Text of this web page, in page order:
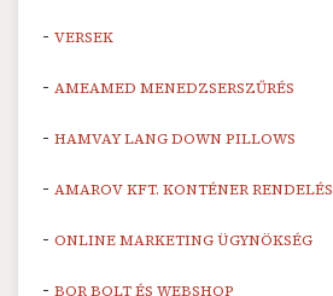
- VERSEK
- AMEAMED MENEDZSERSZŰRÉS
- HAMVAY LANG DOWN PILLOWS
- AMAROV KFT. KONTÉNER RENDELÉS
- ONLINE MARKETING ÜGYNÖKSÉG
- BOR BOLT ÉS WEBSHOP